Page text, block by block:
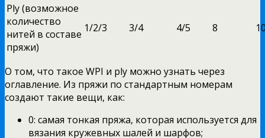
Ply (возможное
количество
нитей в составе
пряжи)
1/2/3 3/4 4/5 8
О том, что такое WPI и ply можно узнать через
оглавление. Из пряжи по стандартным номерам
создают такие вещи, как:
0: самая тонкая пряжа, которая используется для
вязания кружевных шалей и шарфов;